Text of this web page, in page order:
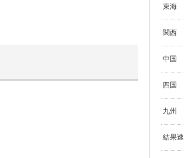
東海
関西
中国
四国
九州
結果